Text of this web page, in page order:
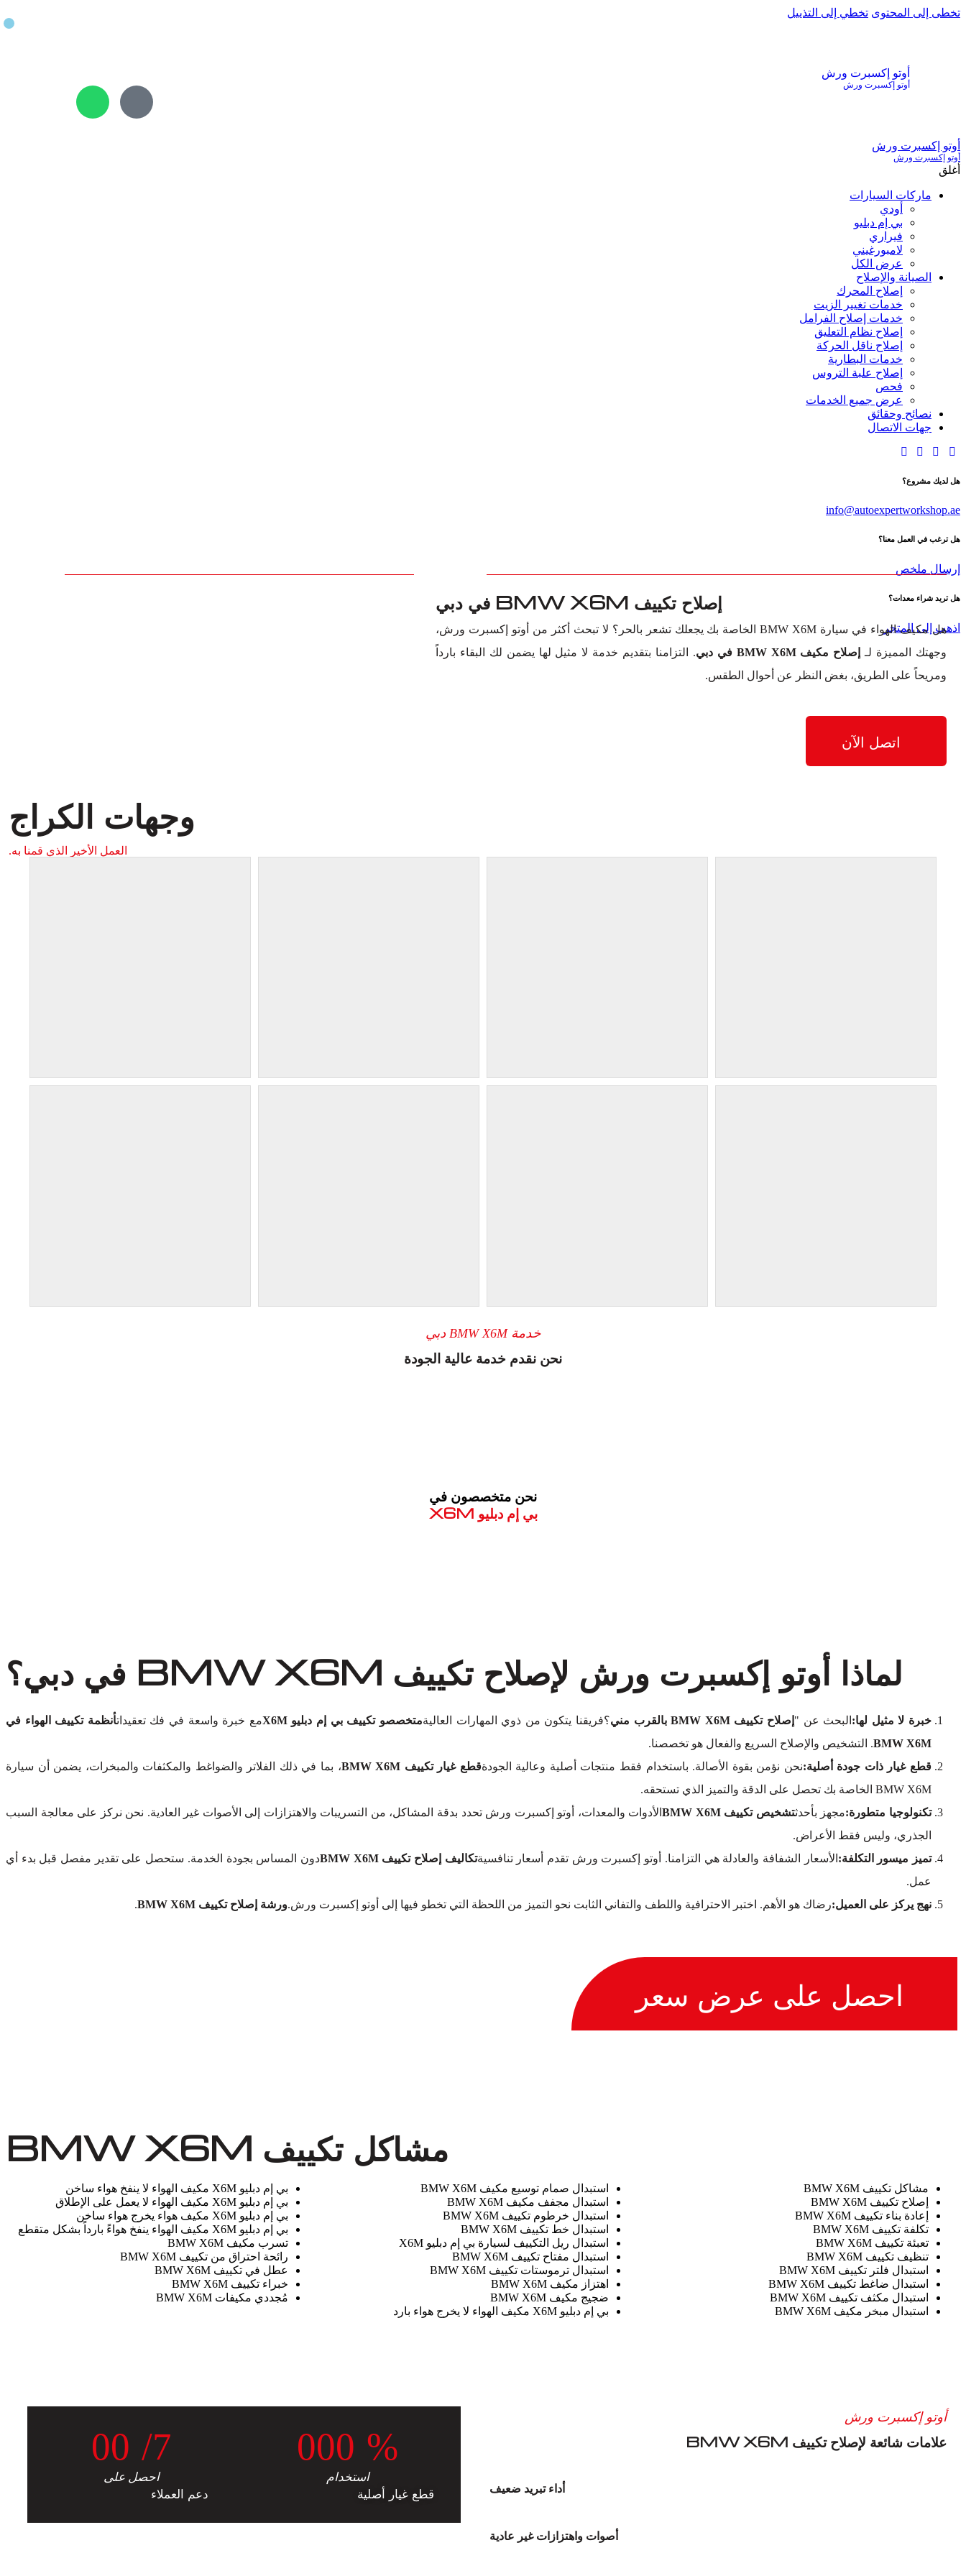
تخطى إلى المحتوى تخطي إلى التذييل
أوتو إكسبرت ورش
أوتو إكسبرت ورش
أوتو إكسبرت ورش
أوتو إكسبرت ورش
أغلق
ماركات السيارات
أودي
بي إم دبليو
فيراري
لامبورغيني
عرض الكل
الصيانة والإصلاح
إصلاح المحرك
خدمات تغيير الزيت
خدمات إصلاح الفرامل
إصلاح نظام التعليق
إصلاح ناقل الحركة
خدمات البطارية
إصلاح علبة التروس
فحص
عرض جميع الخدمات
نصائح وحقائق
جهات الاتصال
هل لديك مشروع؟
info@autoexpertworkshop.ae
هل ترغب في العمل معنا؟
إرسال ملخص
هل تريد شراء معدات؟
اذهب إلى المتجر
إصلاح تكييف BMW X6M في دبي
هل مكيف الهواء في سيارة BMW X6M الخاصة بك يجعلك تشعر بالحر؟ لا تبحث أكثر من أوتو إكسبرت ورش،
وجهتك المميزة لـ
إصلاح مكيف BMW X6M في دبي
. التزامنا بتقديم خدمة لا مثيل لها يضمن لك البقاء بارداً
ومريحاً على الطريق، بغض النظر عن أحوال الطقس.
اتصل الآن
وجهات الكراج
العمل الأخير الذي قمنا به.
خدمة BMW X6M دبي
نحن نقدم خدمة عالية الجودة
نحن متخصصون في
بي إم دبليو X6M
لماذا أوتو إكسبرت ورش لإصلاح تكييف BMW X6M في دبي؟
خبرة لا مثيل لها: البحث عن " إصلاح تكييف BMW X6M بالقرب مني ؟فريقنا يتكون من ذوي المهارات العاليةمتخصصو تكييف بي إم دبليو X6M مع خبرة واسعة في فك تعقيداتأنظمة تكييف الهواء في
BMW X6M. التشخيص والإصلاح السريع والفعال هو تخصصنا.
قطع غيار ذات جودة أصلية:نحن نؤمن بقوة الأصالة. باستخدام فقط منتجات أصلية وعالية الجودةقطع غيار تكييف BMW X6M
، بما في ذلك الفلاتر والضواغط والمكثفات والمبخرات، يضمن أن سيارة
BMW X6M الخاصة بك تحصل على الدقة والتميز الذي تستحقه.
تكنولوجيا متطورة:مجهز بأحدثتشخيص تكييف BMW X6M
الأدوات والمعدات، أوتو إكسبرت ورش تحدد بدقة المشاكل، من التسريبات والاهتزازات إلى الأصوات غير العادية. نحن نركز على معالجة السبب
الجذري، وليس فقط الأعراض.
تميز ميسور التكلفة: الأسعار الشفافة والعادلة هي التزامنا. أوتو إكسبرت ورش تقدم أسعار تنافسيةتكاليف إصلاح تكييف BMW X6M
دون المساس بجودة الخدمة. ستحصل على تقدير مفصل قبل بدء أي
عمل.
نهج يركز على العميل:رضاك هو الأهم. اختبر الاحترافية واللطف والتفاني الثابت نحو التميز من اللحظة التي تخطو فيها إلى أوتو إكسبرت ورش.ورشة إصلاح تكييف BMW X6M .
احصل على عرض سعر
مشاكل تكييف BMW X6M
مشاكل تكييف BMW X6M
إصلاح تكييف BMW X6M
إعادة بناء تكييف BMW X6M
تكلفة تكييف BMW X6M
تعبئة تكييف BMW X6M
تنظيف تكييف BMW X6M
استبدال فلتر تكييف BMW X6M
استبدال ضاغط تكييف BMW X6M
استبدال مكثف تكييف BMW X6M
استبدال مبخر مكيف BMW X6M
استبدال صمام توسيع مكيف BMW X6M
استبدال مجفف مكيف BMW X6M
استبدال خرطوم تكييف BMW X6M
استبدال خط تكييف BMW X6M
استبدال ريل التكييف لسيارة بي إم دبليو X6M
استبدال مفتاح تكييف BMW X6M
استبدال ترموستات تكييف BMW X6M
اهتزاز مكيف BMW X6M
ضجيج مكيف BMW X6M
بي إم دبليو X6M مكيف الهواء لا يخرج هواء بارد
بي إم دبليو X6M مكيف الهواء لا ينفخ هواء ساخن
بي إم دبليو X6M مكيف الهواء لا يعمل على الإطلاق
بي إم دبليو X6M مكيف هواء يخرج هواء ساخن
بي إم دبليو X6M مكيف الهواء ينفخ هواءً بارداً بشكل متقطع
تسرب مكيف BMW X6M
رائحة احتراق من تكييف BMW X6M
عطل في تكييف BMW X6M
خبراء تكييف BMW X6M
مُجددي مكيفات BMW X6M
أوتو إكسبرت ورش
علامات شائعة لإصلاح تكييف BMW X6M
أداء تبريد ضعيف
أصوات واهتزازات غير عادية
000 %
استخدام
قطع غيار أصلية
00 /7
احصل على
دعم العملاء